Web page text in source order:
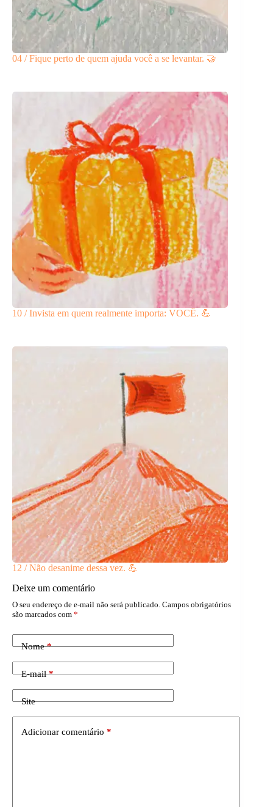
04 / Fique perto de quem ajuda você a se levantar. 🤝
10 / Invista em quem realmente importa: VOCÊ. 💪
12 / Não desanime dessa vez. 💪
Deixe um comentário
O seu endereço de e-mail não será publicado. Campos obrigatórios
são marcados com *
Nome*
E-mail*
Site
Adicionar comentário *